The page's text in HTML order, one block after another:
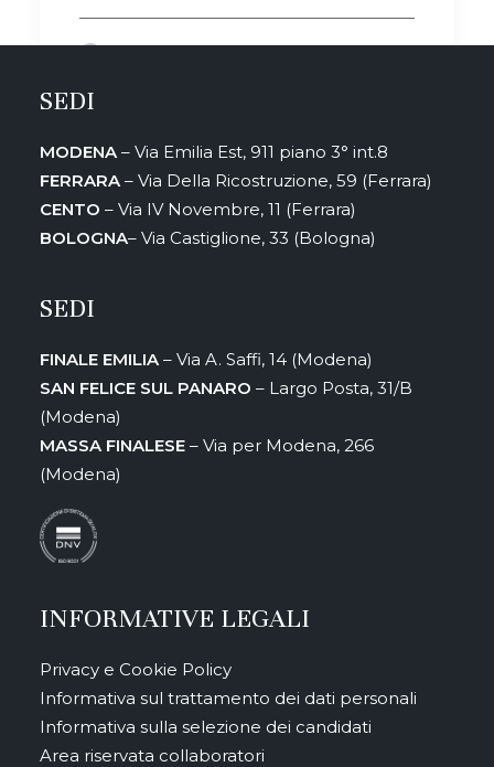
SEDI
MODENA – Via Emilia Est, 911 piano 3° int.8
FERRARA – Via Della Ricostruzione, 59 (Ferrara)
CENTO – Via IV Novembre, 11 (Ferrara)
BOLOGNA– Via Castiglione, 33 (Bologna)
SEDI
FINALE EMILIA – Via A. Saffi, 14 (Modena)
SAN FELICE SUL PANARO – Largo Posta, 31/B
(Modena)
MASSA FINALESE – Via per Modena, 266
(Modena)
INFORMATIVE LEGALI
Privacy e Cookie Policy
Informativa sul trattamento dei dati personali
Informativa sulla selezione dei candidati
Area riservata collaboratori